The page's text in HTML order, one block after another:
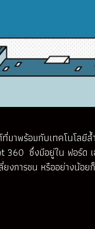
าพร้อมกับเทคโนโลยี
ซึ่งมีอยู่ใน ฟอร์ด
การชน หรืออย่างน้อ